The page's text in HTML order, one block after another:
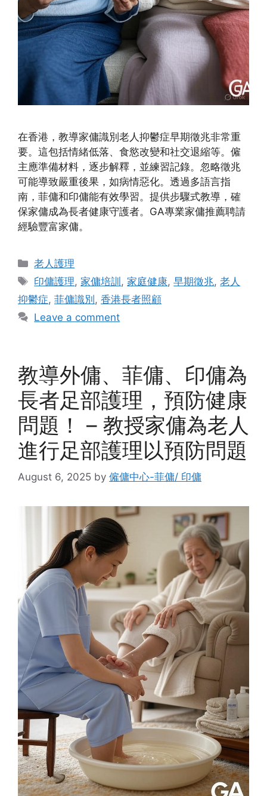
在香港，教導家傭識別老人抑鬱症早期徵兆非常重
要。這包括情緒低落、食慾改變和社交退縮等。僱
主應準備材料，逐步解釋，並練習記錄。忽略徵兆
可能導致嚴重後果，如病情惡化。透過多語言指
南，菲傭和印傭能有效學習。提供步驟式教導，確
保家傭成為長者健康守護者。GA專業家傭推薦聘請
經驗豐富家傭。
Categories
老人護理
Tags
印傭護理, 家傭培訓 , 家庭健康,早期徵兆,老人
抑鬱症, 菲傭識別 , 香港長者照顧
Leave a comment
教導外傭、菲傭、印傭為
長者足部護理，預防健康
問題！ – 教授家傭為老人
進行足部護理以預防問題
August 6, 2025 by 僱傭中心-菲傭/ 印傭